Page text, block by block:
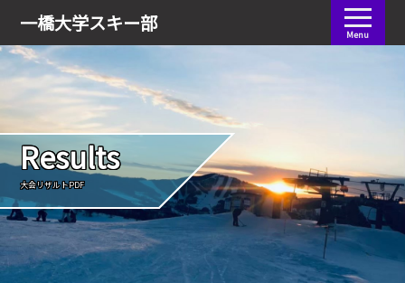
一橋大学スキー部 Menu
会員ログイン
Results
大会リザルトPDF